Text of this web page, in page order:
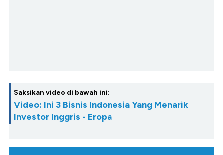
Saksikan video di bawah ini:
Video: Ini 3 Bisnis Indonesia Yang Menarik
Investor Inggris - Eropa